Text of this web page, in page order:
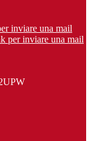
inviare una mail
per inviare una mail